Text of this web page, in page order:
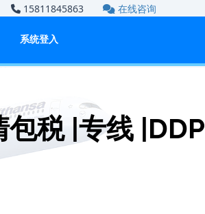
15811845863 在线咨询
系统登入
税 |专线 |DDP